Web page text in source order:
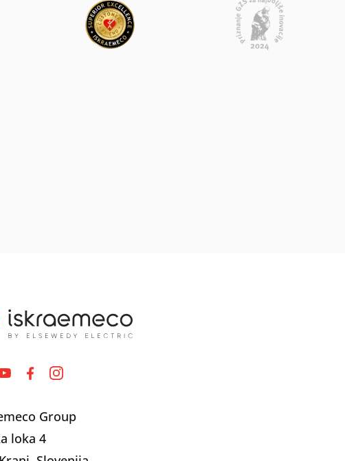
Group
loka 4